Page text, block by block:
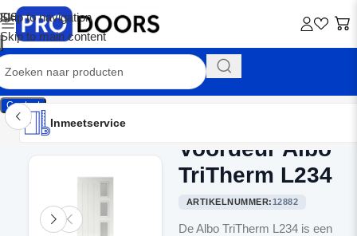
Skip to navigation
Skip to main content
Contact
Inmeetservice
Montageservice
Advies op maat
Showroom
Inmeetservice
Voordeur Albo
TriTherm L234
ARTIKELNUMMER:12882
De Albo TriTherm L234 is een